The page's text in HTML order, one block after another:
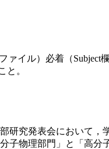
イル）必着（Subject
と。
研究発表会において，
子物理部門」と「高